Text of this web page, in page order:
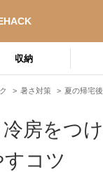
収納
暑さ対策 夏の帰宅
冷房をつ
コツ